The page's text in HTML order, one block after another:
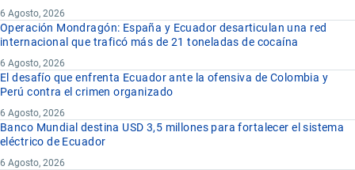
6 Agosto, 2026
Operación Mondragón: España y Ecuador desarticulan una red
internacional que traficó más de 21 toneladas de cocaína
6 Agosto, 2026
El desafío que enfrenta Ecuador ante la ofensiva de Colombia y
Perú contra el crimen organizado
6 Agosto, 2026
Banco Mundial destina USD 3,5 millones para fortalecer el sistema
eléctrico de Ecuador
6 Agosto, 2026